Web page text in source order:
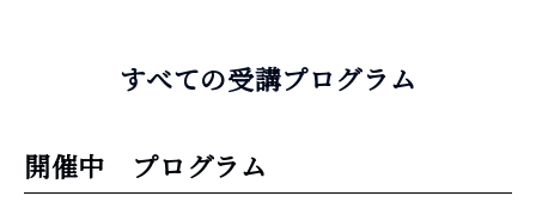
すべての受講プログラム
開催中 プログラム